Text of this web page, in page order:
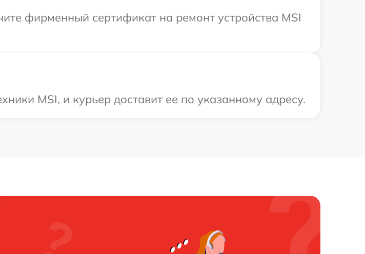
фирменный сертификат на ремонт устройства MSI
MSI, и курьер доставит ее по указанному адресу.